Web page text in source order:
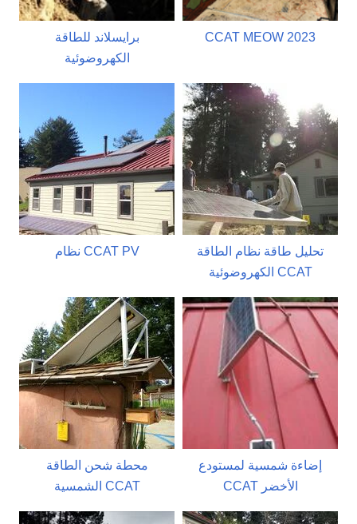
برايسلاند للطاقة
الكهروضوئية
CCAT MEOW 2023
نظام CCAT PV
تحليل طاقة نظام الطاقة
الكهروضوئية CCAT
محطة شحن الطاقة
الشمسية CCAT
إضاءة شمسية لمستودع
CCAT الأخضر